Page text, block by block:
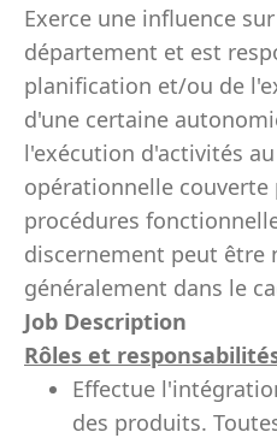
Exerce une influence
département et est
planification et/ou de
d'une certaine
l'exécution d'activités
opérationnelle
procédures
discernement peut être
généralement dans le
Job Description
Rôles et
Effectue
des produits.